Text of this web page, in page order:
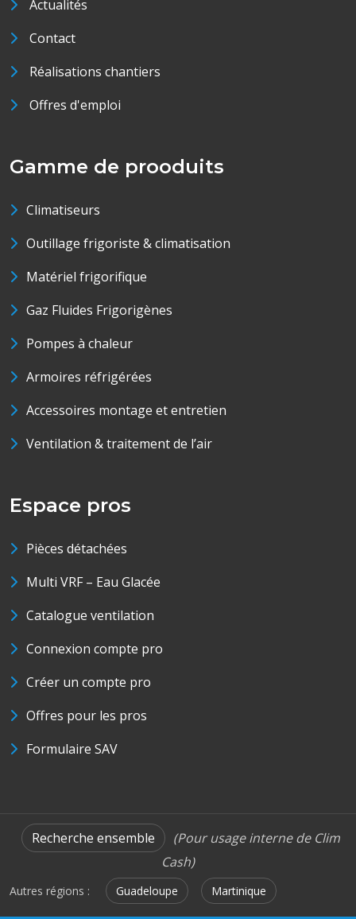
Actualités
Contact
Réalisations chantiers
Offres d'emploi
Gamme de prooduits
Climatiseurs
Outillage frigoriste & climatisation
Matériel frigorifique
Gaz Fluides Frigorigènes
Pompes à chaleur
Armoires réfrigérées
Accessoires montage et entretien
Ventilation & traitement de l’air
Espace pros
Pièces détachées
Multi VRF – Eau Glacée
Catalogue ventilation
Connexion compte pro
Créer un compte pro
Offres pour les pros
Formulaire SAV
Recherche ensemble
(Pour usage interne de Clim
Cash)
Autres régions : Guadeloupe Martinique